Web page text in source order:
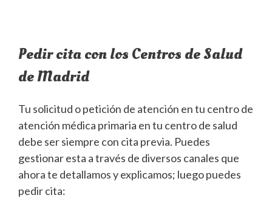
Pedir cita con los Centros de Salud
de Madrid
Tu solicitud o petición de atención en tu centro de
atención médica primaria en tu centro de salud
debe ser siempre con cita previa. Puedes
gestionar esta a través de diversos canales que
ahora te detallamos y explicamos; luego puedes
pedir cita: